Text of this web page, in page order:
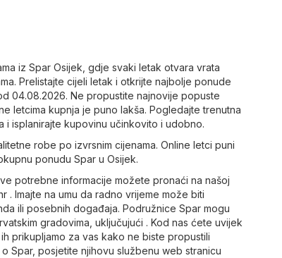
iz Spar Osijek, gdje svaki letak otvara vrata
Prelistajte cijeli letak i otkrijte najbolje ponude
04.08.2026. Ne propustite najnovije popuste
letcima kupnja je puno lakša. Pogledajte trenutna
i isplanirajte kupovinu učinkovito i udobno.
robe po izvrsnim cijenama. Online letci puni
ponudu Spar u Osijek.
potrebne informacije možete pronaći na našoj
. Imajte na umu da radno vrijeme može biti
ili posebnih događaja. Podružnice Spar mogu
gradovima, uključujući . Kod nas ćete uvijek
prikupljamo za vas kako ne biste propustili
Spar, posjetite njihovu službenu web stranicu